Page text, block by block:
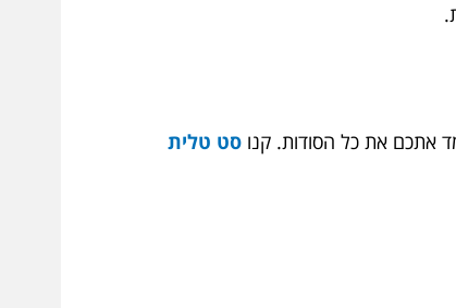
אתכם את כל הסודות. קנו סט טלית